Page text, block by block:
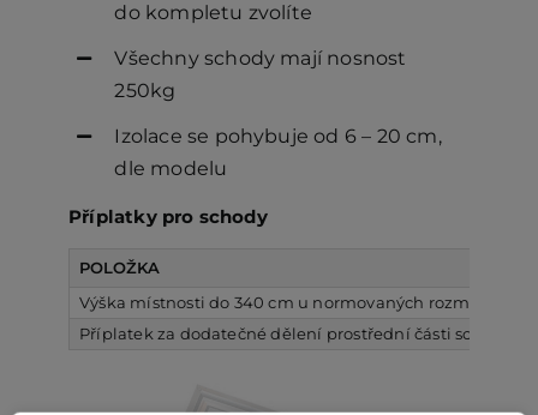
do kompletu zvolíte
Všechny schody mají nosnost
250kg
Izolace se pohybuje od 6 – 20 cm,
dle modelu
Příplatky pro schody
POLOŽKA
Výška místnosti do 340 cm u normovaných rozměrů a
Příplatek za dodatečné dělení prostřední části schodů,